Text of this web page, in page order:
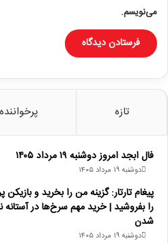
می‌نویسم.
تازه پرخواننده
فال ابجد امروز دوشنبه ۱۹ مرداد ۱۴۰۵
دوشنبه ۱۹ مرداد ۱۴۰۵
پیغام تارتار: گزینه من را بخرید و
را بفروشید | خرید مهم سرخ‌ها در آستانه
شدن
دوشنبه ۱۹ مرداد ۱۴۰۵